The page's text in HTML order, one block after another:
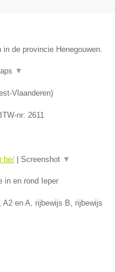
de provincie Henegouwen.
▼
Vlaanderen)
nr: 2611
Screenshot ▼
in en rond Ieper
en A, rijbewijs B, rijbewijs